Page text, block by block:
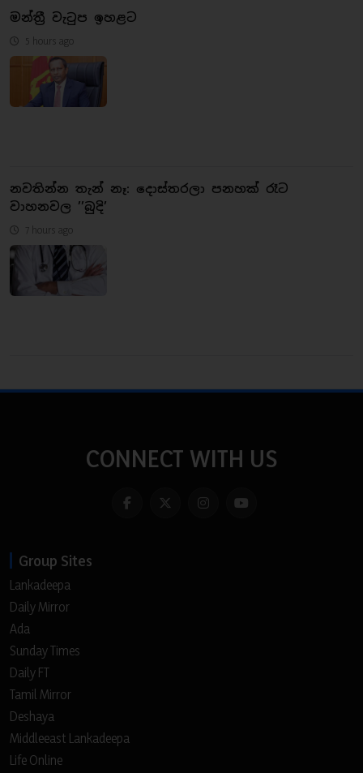
මන්ත්‍රී වැටුප ඉහළට
5 hours ago
නවතින්න තැන් නෑ: දොස්තරලා පනහක් රෑට
වාහනවල ’’බුදි’
7 hours ago
CONNECT WITH US
Group Sites
Lankadeepa
Daily Mirror
Ada
Sunday Times
Daily FT
Tamil Mirror
Deshaya
Middleeast Lankadeepa
Life Online